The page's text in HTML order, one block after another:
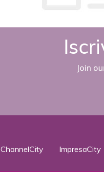
Join
ChannelCity ImpresaCity